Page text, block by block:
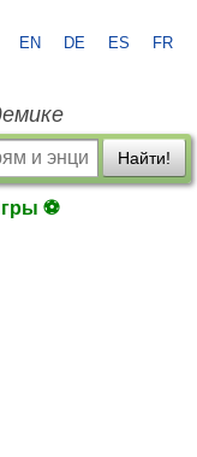
EN DE ES FR
Найти!
⚽